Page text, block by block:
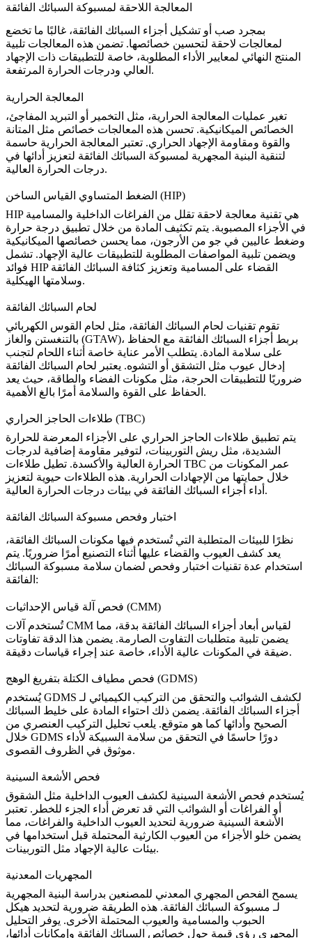
المعالجة اللاحقة لمسبوكة السبائك الفائقة
بمجرد صب أو تشكيل أجزاء السبائك الفائقة، غالبًا ما تخضع
لمعالجات لاحقة لتحسين خصائصها. تضمن هذه المعالجات تلبية
المنتج النهائي لمعايير الأداء المطلوبة، خاصة للتطبيقات ذات الإجهاد
العالي ودرجات الحرارة المرتفعة.
المعالجة الحرارية
تغير عمليات المعالجة الحرارية، مثل التخمير أو التبريد المفاجئ،
الخصائص الميكانيكية. تحسن هذه المعالجات خصائص مثل المتانة
والقوة ومقاومة الإجهاد الحراري. تعتبر
المعالجة الحرارية حاسمة
لتنقية البنية المجهرية لمسبوكة السبائك الفائقة لتعزيز أدائها في
درجات الحرارة العالية.
الضغط المتساوي القياس الساخن (HIP)
HIP هي تقنية معالجة لاحقة تقلل من الفراغات الداخلية والمسامية
في الأجزاء المصبوبة. يتم تكثيف المادة من خلال تطبيق درجة حرارة
وضغط عاليين في جو من الأرجون، مما يحسن خصائصها الميكانيكية
ويضمن تلبية المواصفات المطلوبة للتطبيقات عالية الإجهاد. تشمل
فوائد HIPالقضاء على المسامية وتعزيز كثافة السبائك الفائقة
وسلامتها الهيكلية.
لحام السبائك الفائقة
تقوم تقنيات لحام السبائك الفائقة، مثل لحام القوس الكهربائي
بالتنغستن والغاز (GTAW)، بربط أجزاء السبائك الفائقة مع الحفاظ
على سلامة المادة. يتطلب الأمر عناية خاصة أثناء اللحام لتجنب
إدخال عيوب مثل التشقق أو التشوه. يعتبر لحام السبائك الفائقة
ضروريًا للتطبيقات الحرجة، مثل مكونات الفضاء والطاقة، حيث يعد
الحفاظ على القوة والسلامة أمرًا بالغ الأهمية.
طلاءات الحاجز الحراري (TBC)
يتم تطبيق طلاءات الحاجز الحراري على الأجزاء المعرضة للحرارة
الشديدة، مثل ريش التوربينات، لتوفير مقاومة إضافية لدرجات
الحرارة العالية والأكسدة. تطيل طلاءات TBC عمر المكونات من
خلال حمايتها من الإجهادات الحرارية. هذه الطلاءات حيوية لتعزيز
أداء أجزاء السبائك الفائقة في بيئات درجات الحرارة العالية.
اختبار وفحص مسبوكة السبائك الفائقة
نظرًا للبيئات المتطلبة التي تُستخدم فيها مكونات السبائك الفائقة،
يعد كشف العيوب والقضاء عليها أثناء التصنيع أمرًا ضروريًا. يتم
استخدام عدة تقنيات اختبار وفحص لضمان سلامة مسبوكة السبائك
الفائقة :
فحص آلة قياس الإحداثيات (CMM)
تُستخدم آلات CMM لقياس أبعاد أجزاء السبائك الفائقة بدقة، مما
يضمن تلبية متطلبات التفاوت الصارمة. يضمن هذا الدقة تفاوتات
ضيقة في المكونات عالية الأداء، خاصة عند إجراء قياسات دقيقة.
فحص مطياف الكتلة بتفريغ الوهج (GDMS)
يُستخدم GDMS لكشف الشوائب والتحقق من التركيب الكيميائي لـ
أجزاء السبائك الفائقة. يضمن ذلك احتواء المادة على خليط السبائك
الصحيح وأدائها كما هو متوقع. يلعب تحليل التركيب العنصري من
خلال GDMS دورًا حاسمًا في التحقق من سلامة السبيكة لأداء
موثوق في الظروف القصوى.
فحص الأشعة السينية
يُستخدم فحص الأشعة السينية لكشف العيوب الداخلية مثل الشقوق
أو الفراغات أو الشوائب التي قد تعرض أداء الجزء للخطر. تعتبر
الأشعة السينية ضرورية لتحديد العيوب الداخلية والفراغات، مما
يضمن خلو الأجزاء من العيوب الكارثية المحتملة قبل استخدامها في
بيئات عالية الإجهاد مثل التوربينات.
المجهريات المعدنية
يسمح الفحص المجهري المعدني للمصنعين بدراسة البنية المجهرية
لـ مسبوكة السبائك الفائقة. هذه الطريقة ضرورية لتحديد هيكل
الحبوب والمسامية والعيوب المحتملة الأخرى. يوفر
التحليل
المجهري رؤى قيمة حول خصائص السبائك الفائقة وإمكانات أدائها،